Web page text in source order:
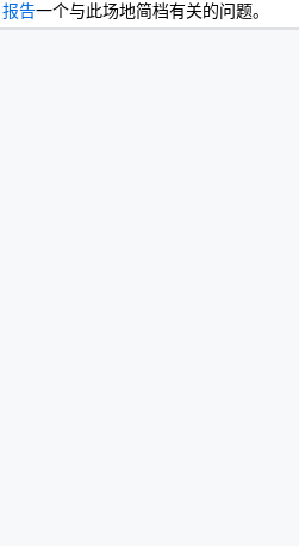
报告一个与此场地简档有关的问题。